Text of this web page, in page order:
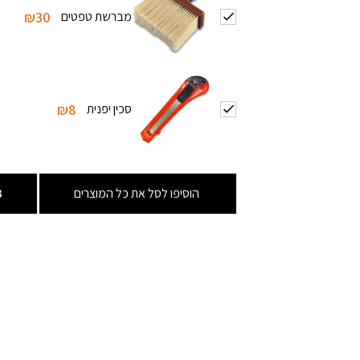
מברשת טפטים ₪30
סכין יפנית ₪8
הוסיפו לסל את כל המוצרים